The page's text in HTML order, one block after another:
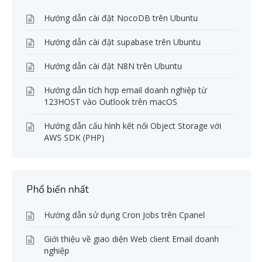
Hướng dẫn cài đặt NocoDB trên Ubuntu
Hướng dẫn cài đặt supabase trên Ubuntu
Hướng dẫn cài đặt N8N trên Ubuntu
Hướng dẫn tích hợp email doanh nghiệp từ
123HOST vào Outlook trên macOS
Hướng dẫn cấu hình kết nối Object Storage với
AWS SDK (PHP)
Phổ biến nhất
Hướng dẫn sử dụng Cron Jobs trên Cpanel
Giới thiệu về giao diện Web client Email doanh
nghiệp